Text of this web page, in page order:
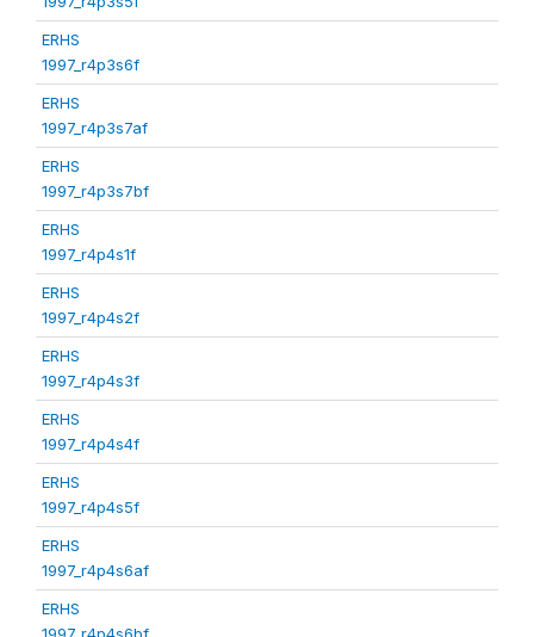
ERHS
1997_r4p3s6f
ERHS
1997_r4p3s7af
ERHS
1997_r4p3s7bf
ERHS
1997_r4p4s1f
ERHS
1997_r4p4s2f
ERHS
1997_r4p4s3f
ERHS
1997_r4p4s4f
ERHS
1997_r4p4s5f
ERHS
1997_r4p4s6af
ERHS
1997_r4p4s6bf